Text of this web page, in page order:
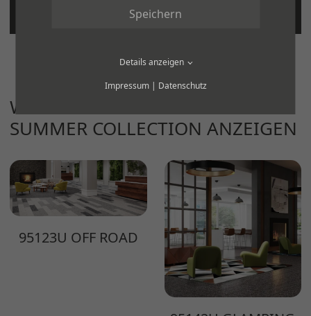
WEITERE PRODUKTE DER SERIE
SUMMER COLLECTION ANZEIGEN
95123U OFF ROAD
Speichern
Details anzeigen
Impressum| Datenschutz